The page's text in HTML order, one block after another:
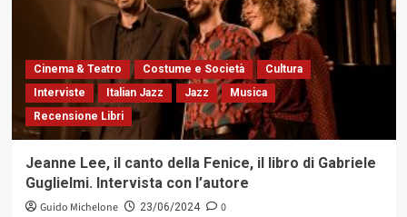
Cinema & Teatro Costume e Società
Cultura
Interviste
Italian Jazz Jazz
Musica
Recensione Libri
Jeanne Lee, il canto della Fenice, il libro di Gabriele
Guglielmi. Intervista con l’autore
Guido Michelone 23/06/2024
0